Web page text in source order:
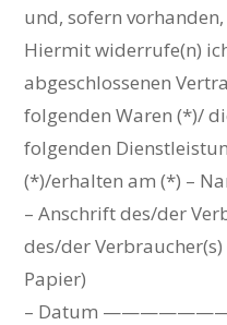
und, sofern
Hiermit widerrufe(n)
abgeschlossenen
folgenden Waren (*)/
folgenden
(*)/erhalten am (*) –
– Anschrift des/der
des/der
Papier)
– Datum